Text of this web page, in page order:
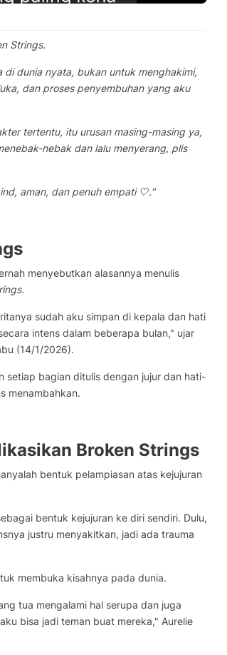
Strings.
dunia nyata, bukan untuk menghakimi,
dan proses penyembuhan yang aku
tertentu, itu urusan masing-masing ya,
nebak dan lalu menyerang, plis
aman, dan penuh empati 🤍."
menyebutkan alasannya menulis
sudah aku simpan di kepala dan hati
intens dalam beberapa bulan," ujar
(14/1/2026).
setiap bagian ditulis dengan jujur dan hati-
menambahkan.
Broken Strings
bentuk pelampiasan atas kejujuran
bentuk kejujuran ke diri sendiri. Dulu,
justru menyakitkan, jadi ada trauma
membuka kisahnya pada dunia.
tua mengalami hal serupa dan juga
bisa jadi teman buat mereka," Aurelie